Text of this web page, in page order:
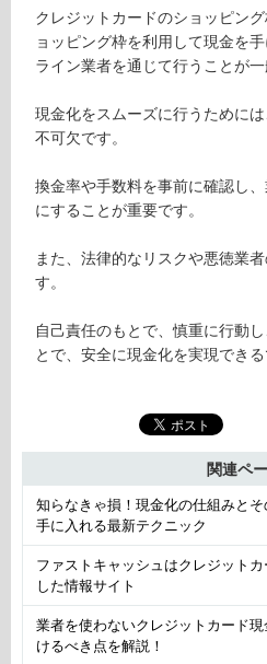
クレジットカードのショッピン
ョッピング枠を利用して現金を
ライン業者を通じて行うことが一
現金化をスムーズに行うために
不可欠です。
換金率や手数料を事前に確認し
にすることが重要です。
また、法律的なリスクや悪徳業
す。
自己責任のもとで、慎重に行動
とで、安全に現金化を実現できる
関連ペ
知らなきゃ損！現金化の仕組みと
手に入れる最新テクニック
ファストキャッシュはクレジット
した情報サイト
業者を使わないクレジットカード
けるべき点を解説！